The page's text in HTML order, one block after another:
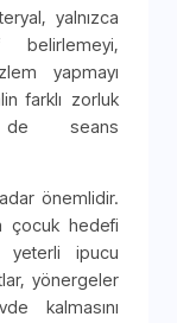
yalnızca
yapmayı
farklı zorluk
de seans
önemlidir.
çocuk hedefi
ipucu
yönergeler
kalmasını